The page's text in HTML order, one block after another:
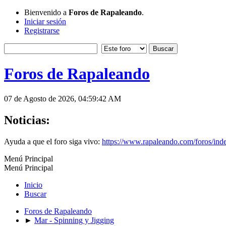
Bienvenido a Foros de Rapaleando.
Iniciar sesión
Registrarse
Foros de Rapaleando
07 de Agosto de 2026, 04:59:42 AM
Noticias:
Ayuda a que el foro siga vivo: https://www.rapaleando.com/foros/
Menú Principal
Menú Principal
Inicio
Buscar
Foros de Rapaleando
► Mar - Spinning y Jigging